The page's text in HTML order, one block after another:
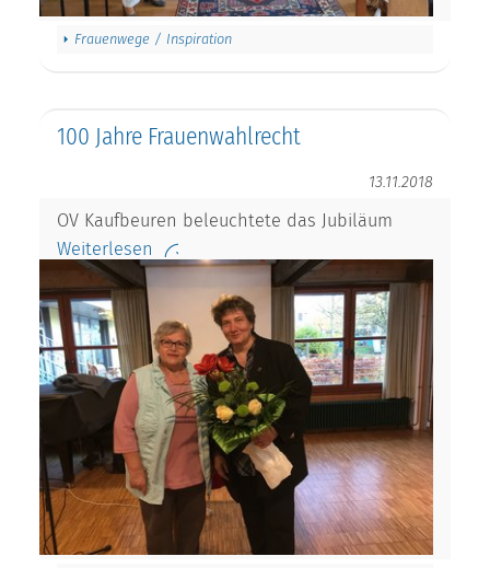
Frauenwege / Inspiration
100 Jahre Frauenwahlrecht
13.11.2018
OV Kaufbeuren beleuchtete das Jubiläum
Weiterlesen